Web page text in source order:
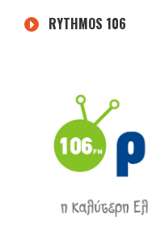
RYTHMOS 106